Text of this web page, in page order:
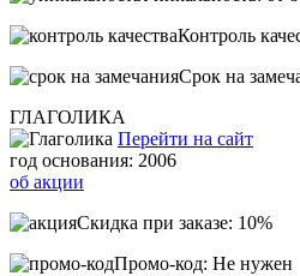
Контроль
Срок на
ГЛАГОЛИКА
Перейти на сайт
год основания: 2006
об акции
Скидка при заказе: 10%
Промо-код: Не нужен